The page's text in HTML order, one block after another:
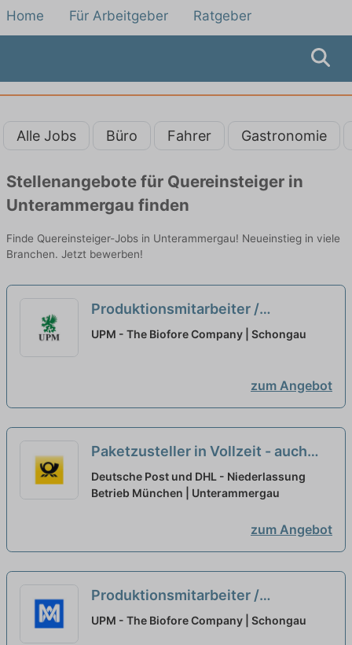
Home Für Arbeitgeber Ratgeber
Alle Jobs Büro Fahrer Gastronomie
Stellenangebote für Quereinsteiger in
Unterammergau finden
Finde Quereinsteiger-Jobs in Unterammergau! Neueinstieg in viele
Branchen. Jetzt bewerben!
Produktionsmitarbeiter /
Maschinenbediener (m/w/d)
UPM - The Biofore Company | Schongau
zum Angebot
Paketzusteller in Vollzeit - auch
Quereinsteiger (m/w/d) neu
Deutsche Post und DHL - Niederlassung
Betrieb München | Unterammergau
zum Angebot
Produktionsmitarbeiter /
Maschinenbediener (m/w/d)
UPM - The Biofore Company | Schongau